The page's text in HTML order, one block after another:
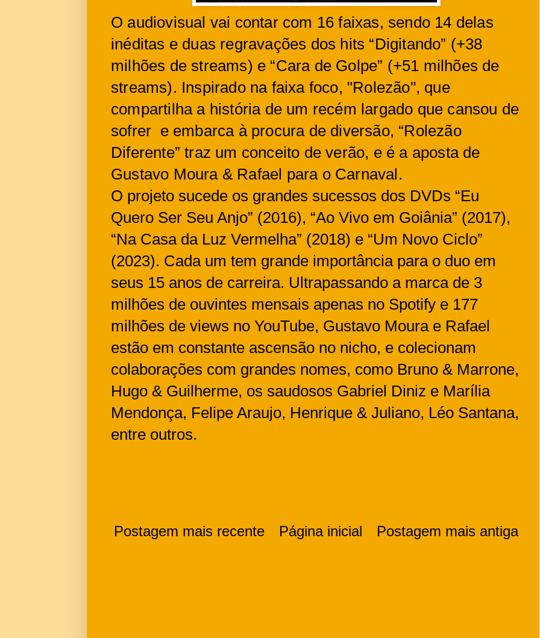
O audiovisual vai contar com 16 faixas, sendo 14 delas
inéditas e duas regravações dos hits “Digitando” (+38
milhões de streams) e “Cara de Golpe” (+51 milhões de
streams). Inspirado na faixa foco, "Rolezão", que
compartilha a história de um recém largado que cansou de
sofrer e embarca à procura de diversão, “Rolezão
Diferente” traz um conceito de verão, e é a aposta de
Gustavo Moura & Rafael para o Carnaval.
O projeto sucede os grandes sucessos dos DVDs “Eu
Quero Ser Seu Anjo” (2016), “Ao Vivo em Goiânia” (2017),
“Na Casa da Luz Vermelha” (2018) e “Um Novo Ciclo”
(2023). Cada um tem grande importância para o duo em
seus 15 anos de carreira. Ultrapassando a marca de 3
milhões de ouvintes mensais apenas no Spotify e 177
milhões de views no YouTube, Gustavo Moura e Rafael
estão em constante ascensão no nicho, e colecionam
colaborações com grandes nomes, como Bruno & Marrone,
Hugo & Guilherme, os saudosos Gabriel Diniz e Marília
Mendonça, Felipe Araujo, Henrique & Juliano, Léo Santana,
entre outros.
Postagem mais recente Postagem mais antiga
Página inicial